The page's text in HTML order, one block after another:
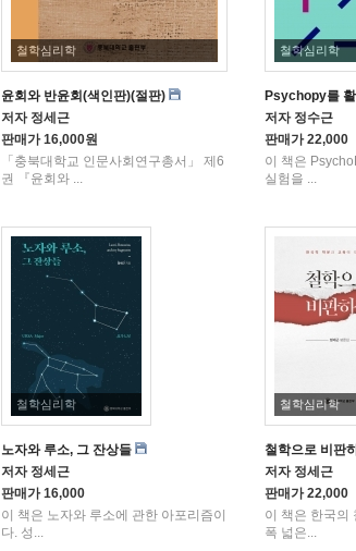
철학심리학
윤회와 반윤회(색인판)(절판)
저자정세근
판매가16,000원
「충북대학교 인문사회연구총서」 제6
권 『윤회와 ...
철학심리학
Psychopy를 활
저자정수근
판매가22,000
이 책은
실험을 ...
철학심리학
노자와 루소, 그 잔상들
저자정세근
판매가16,000
이 책은 노자와 루소에 관한 아포리즘이
다. 성...
철학심리학
철학으로 비판
저자정세근
판매가22,000
이 책은 한국의
폭 넓은...